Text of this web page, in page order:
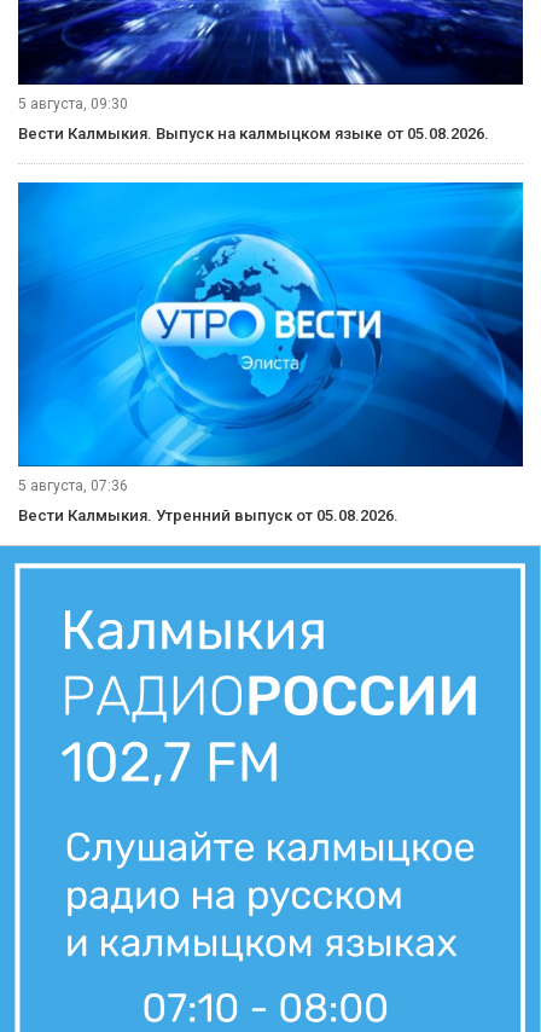
5 августа, 09:30
Вести Калмыкия. Выпуск на калмыцком языке от 05.08.2026.
5 августа, 07:36
Вести Калмыкия. Утренний выпуск от 05.08.2026.